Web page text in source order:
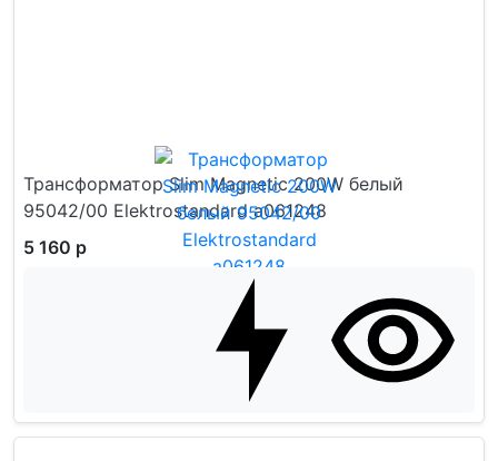
Трансформатор Slim Magnetic 200W белый
95042/00 Elektrostandard a061248
5 160 р